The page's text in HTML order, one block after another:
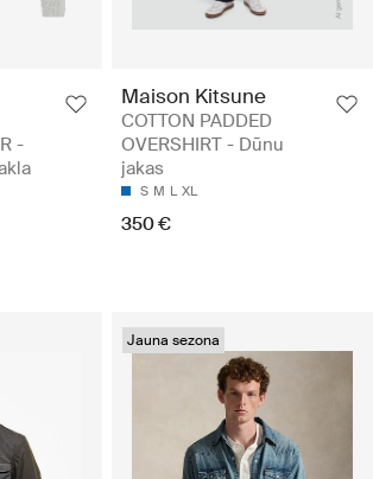
-
Maison Kitsune
COTTON PADDED
OVERSHIRT - Dūnu
jakas
S M L XL
350 €
Jauna sezona